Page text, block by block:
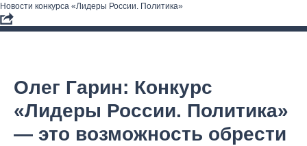
Новости конкурса «Лидеры России. Политика»
Олег Гарин: Конкурс
«Лидеры России. Политика»
— это возможность обрести